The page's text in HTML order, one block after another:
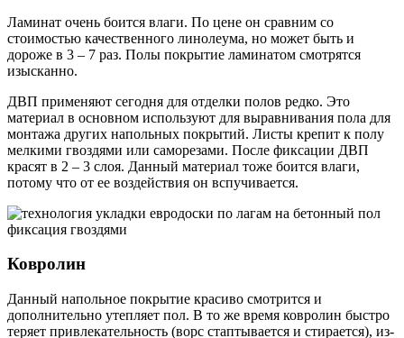
Ламинат очень боится влаги. По цене он сравним со
стоимостью качественного линолеума, но может быть и
дороже в 3 – 7 раз. Полы покрытие ламинатом смотрятся
изысканно.
ДВП применяют сегодня для отделки полов редко. Это
материал в основном используют для выравнивания пола для
монтажа других напольных покрытий. Листы крепит к полу
мелкими гвоздями или саморезами. После фиксации ДВП
красят в 2 – 3 слоя. Данный материал тоже боится влаги,
потому что от ее воздействия он вспучивается.
Ковролин
Данный напольное покрытие красиво смотрится и
дополнительно утепляет пол. В то же время ковролин быстро
теряет привлекательность (ворс стаптывается и стирается), из-